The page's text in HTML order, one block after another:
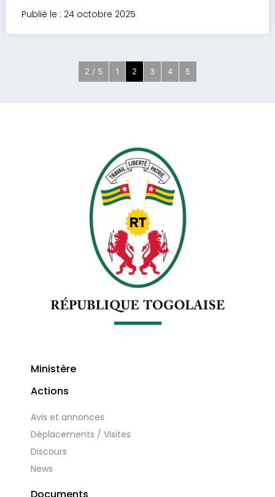
Publié le : 24 octobre 2025
2 / 5 1 2 3 4 5
Ministère
Actions
Avis et annonces
Déplacements / Visites
Discours
News
Documents